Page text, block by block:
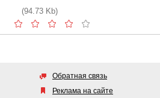
(94.73 Kb)
Обратная связь
Реклама на сайте